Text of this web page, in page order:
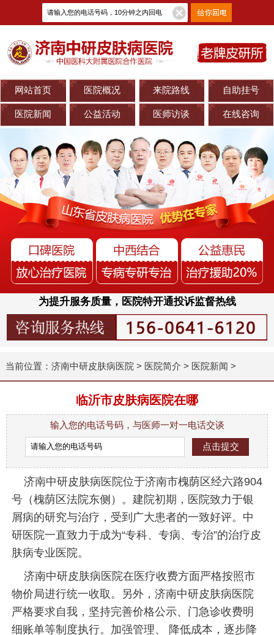
网站首页 医院概况 来院路线 自助挂号
医院新闻 公益活动 医师访谈 在线咨询
为提升服务质量，医院特开通投诉监督热线
当前位置： 济南中研皮肤病医院 > 医院简介 > 医院新闻 >
临沂市皮肤病医院在哪
输入您的电话号码，与医师一对一电话交谈
济南中研皮肤病医院位于济南市槐荫区经六路904
号（槐荫区法院东侧）。建院初期，医院致力于银
屑病的研究与治疗，受到广大患者的一致好评。中
研医院一直致力于成为“专科、专病、专治”的治疗皮
肤病专业医院。
济南中研皮肤病医院在医疗收费方面严格按照市
物价局进行统一收取。另外，济南中研皮肤病医院
严格要求自我，坚持完善价格公示、门急诊收费明
细账单等制度执行。加强管理、 降低成本，逐步降